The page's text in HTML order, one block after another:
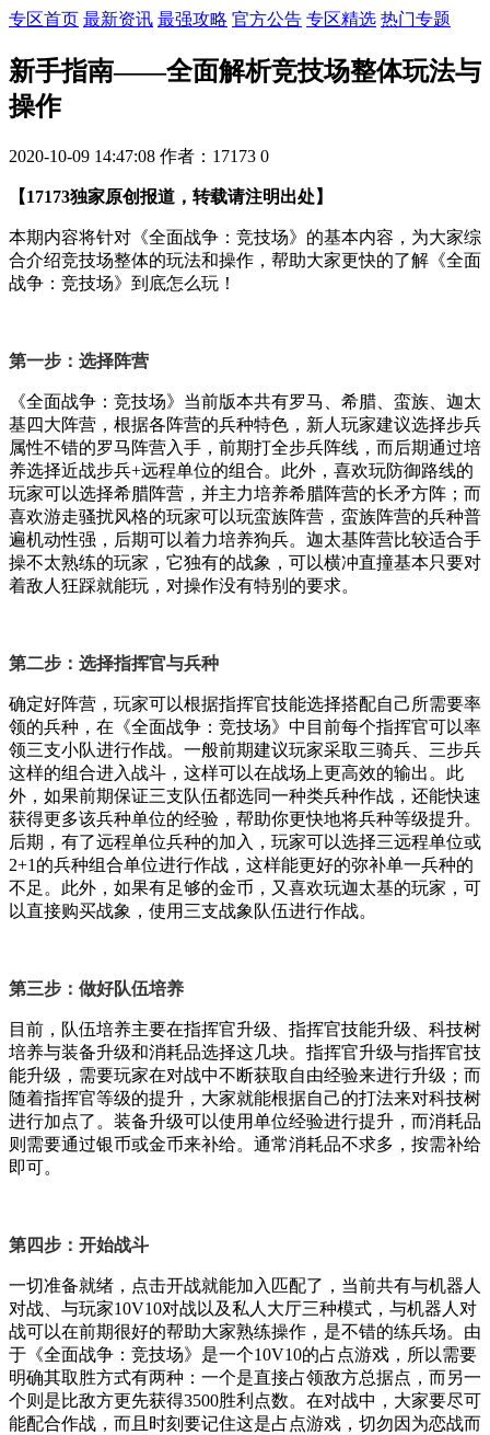
专区首页 最新资讯 最强攻略 官方公告 专区精选 热门专题
新手指南——全面解析竞技场整体玩法与
操作
2020-10-09 14:47:08 作者：17173 0
【17173独家原创报道，转载请注明出处】
本期内容将针对《全面战争：竞技场》的基本内容，为大家综
合介绍竞技场整体的玩法和操作，帮助大家更快的了解《全面
战争：竞技场》到底怎么玩！
第一步：选择阵营
《全面战争：竞技场》当前版本共有罗马、希腊、蛮族、迦太
基四大阵营，根据各阵营的兵种特色，新人玩家建议选择步兵
属性不错的罗马阵营入手，前期打全步兵阵线，而后期通过培
养选择近战步兵+远程单位的组合。此外，喜欢玩防御路线的
玩家可以选择希腊阵营，并主力培养希腊阵营的长矛方阵；而
喜欢游走骚扰风格的玩家可以玩蛮族阵营，蛮族阵营的兵种普
遍机动性强，后期可以着力培养狗兵。迦太基阵营比较适合手
操不太熟练的玩家，它独有的战象，可以横冲直撞基本只要对
着敌人狂踩就能玩，对操作没有特别的要求。
第二步：选择指挥官与兵种
确定好阵营，玩家可以根据指挥官技能选择搭配自己所需要率
领的兵种，在《全面战争：竞技场》中目前每个指挥官可以率
领三支小队进行作战。一般前期建议玩家采取三骑兵、三步兵
这样的组合进入战斗，这样可以在战场上更高效的输出。此
外，如果前期保证三支队伍都选同一种类兵种作战，还能快速
获得更多该兵种单位的经验，帮助你更快地将兵种等级提升。
后期，有了远程单位兵种的加入，玩家可以选择三远程单位或
2+1的兵种组合单位进行作战，这样能更好的弥补单一兵种的
不足。此外，如果有足够的金币，又喜欢玩迦太基的玩家，可
以直接购买战象，使用三支战象队伍进行作战。
第三步：做好队伍培养
目前，队伍培养主要在指挥官升级、指挥官技能升级、科技树
培养与装备升级和消耗品选择这几块。指挥官升级与指挥官技
能升级，需要玩家在对战中不断获取自由经验来进行升级；而
随着指挥官等级的提升，大家就能根据自己的打法来对科技树
进行加点了。装备升级可以使用单位经验进行提升，而消耗品
则需要通过银币或金币来补给。通常消耗品不求多，按需补给
即可。
第四步：开始战斗
一切准备就绪，点击开战就能加入匹配了，当前共有与机器人
对战、与玩家10V10对战以及私人大厅三种模式，与机器人对
战可以在前期很好的帮助大家熟练操作，是不错的练兵场。由
于《全面战争：竞技场》是一个10V10的占点游戏，所以需要
明确其取胜方式有两种：一个是直接占领敌方总据点，而另一
个则是比敌方更先获得3500胜利点数。在对战中，大家要尽可
能配合作战，而且时刻要记住这是占点游戏，切勿因为恋战而